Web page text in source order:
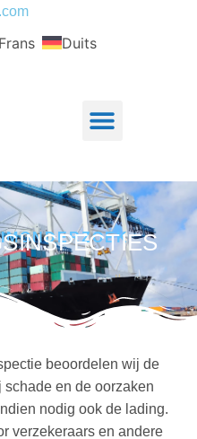
Frans Duits
beoordelen wij de
en de oorzaken
nodig ook de lading.
verzekeraars en andere